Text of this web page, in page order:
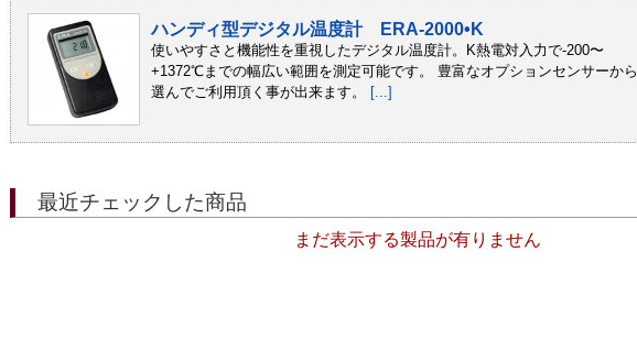
ハンディ型デジタル温度計 ERA-2000•K
使いやすさと機能性を重視したデジタル温度計。K熱電対入力で-200〜
+1372℃までの幅広い範囲を測定可能です。 豊富なオプションセンサーから
選んでご利用頂く事が出来ます。
[...]
最近チェックした商品
まだ表示する製品が有りません